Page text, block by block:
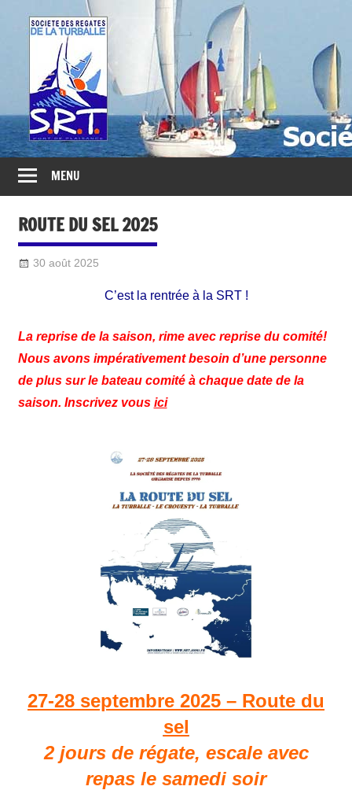
Société
des
Régates
Turballaises
MENU
ROUTE DU SEL 2025
30 août 2025
C’est la rentrée à la SRT !
La reprise de la saison, rime avec reprise du comité!
Nous avons impérativement besoin d’une personne
de plus sur le bateau comité à chaque date de la
saison. Inscrivez vous ici
27-28 septembre 2025 – Route du
sel
2 jours de régate, escale avec
repas le samedi soir